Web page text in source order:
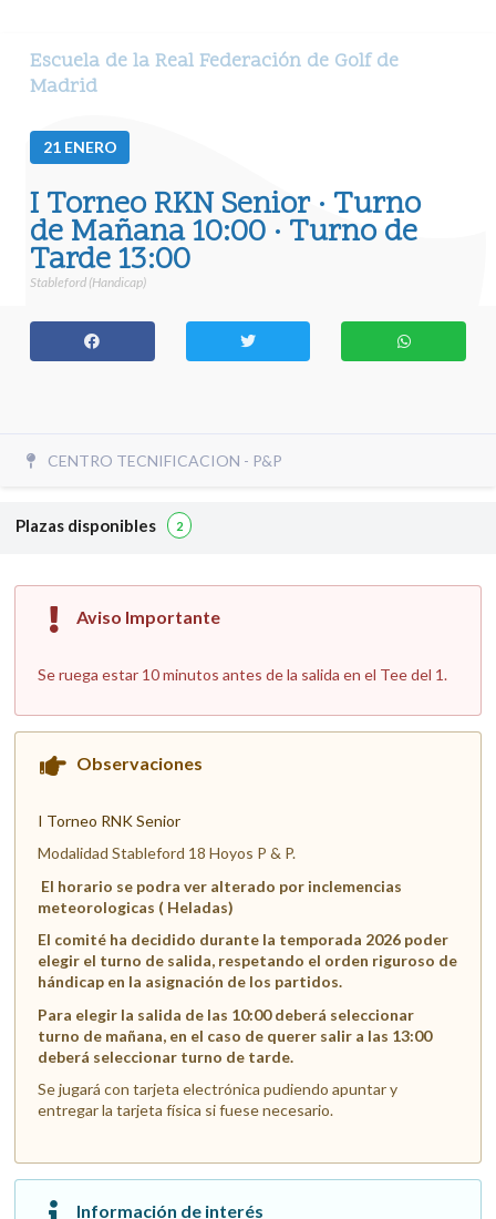
Escuela de la Real Federación de Golf de
Madrid
21 ENERO
I Torneo RKN Senior · Turno
de Mañana 10:00 · Turno de
Tarde 13:00
Stableford (Handicap)
CENTRO TECNIFICACION - P&P
Plazas disponibles 2
Aviso Importante
Se ruega estar 10 minutos antes de la salida en el Tee del 1.
Observaciones
I Torneo RNK Senior
Modalidad Stableford 18 Hoyos P & P.
El horario se podra ver alterado por inclemencias
meteorologicas ( Heladas)
El comité ha decidido durante la temporada 2026 poder
elegir el turno de salida, respetando el orden riguroso de
hándicap en la asignación de los partidos.
Para elegir la salida de las 10:00 deberá seleccionar
turno de mañana, en el caso de querer salir a las 13:00
deberá seleccionar turno de tarde.
Se jugará con tarjeta electrónica pudiendo apuntar y
entregar la tarjeta física si fuese necesario.
Información de interés